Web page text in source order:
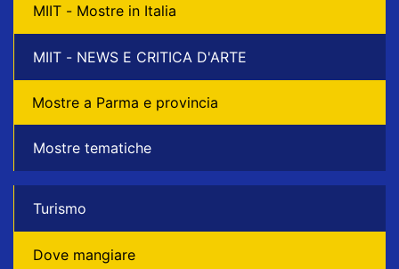
MIIT - Mostre in Italia
MIIT - NEWS E CRITICA D'ARTE
Mostre a Parma e provincia
Mostre tematiche
Turismo
Dove mangiare